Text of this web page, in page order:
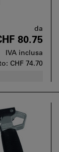
da
80.75
IVA inclusa
CHF 74.70